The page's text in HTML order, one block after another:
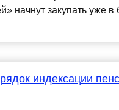
начнут закупать уже
индексации